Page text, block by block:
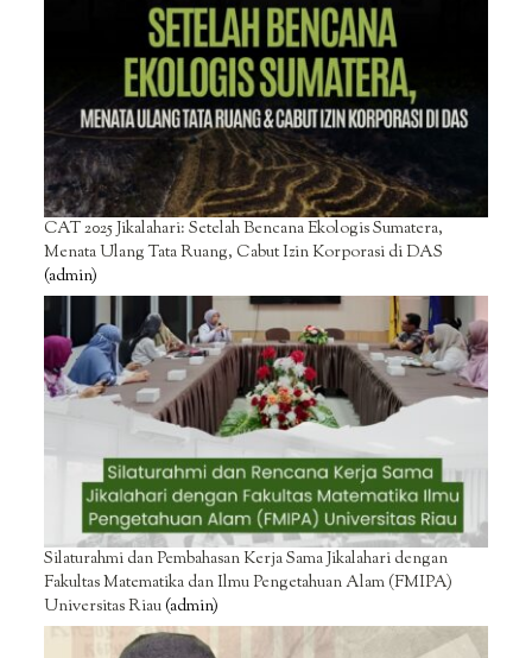
CAT 2025 Jikalahari: Setelah Bencana Ekologis Sumatera,
Menata Ulang Tata Ruang, Cabut Izin Korporasi di DAS
(admin)
Silaturahmi dan Pembahasan Kerja Sama Jikalahari dengan
Fakultas Matematika dan Ilmu Pengetahuan Alam (FMIPA)
Universitas Riau(admin)